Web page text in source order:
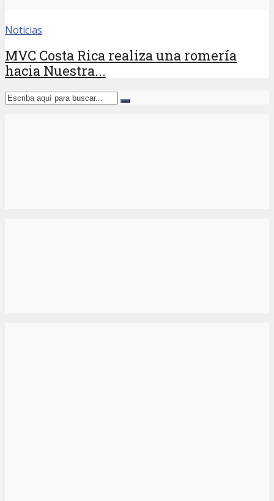
Noticias
MVC Costa Rica realiza una romería
hacia Nuestra...